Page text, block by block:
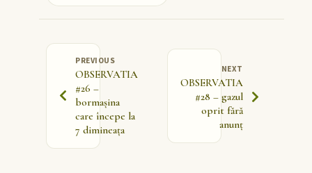
PREVIOUS
OBSERVATIA
#26 –
bormașina
care începe la
7 dimineața
NEXT
OBSERVATIA
#28 – gazul
oprit fără
anunț